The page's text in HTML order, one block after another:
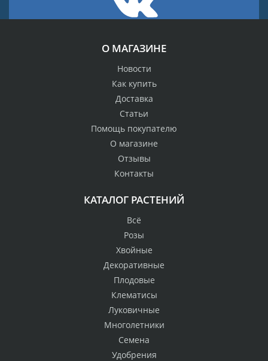
О МАГАЗИНЕ
Новости
Как купить
Доставка
Статьи
Помощь покупателю
О магазине
Отзывы
Контакты
КАТАЛОГ РАСТЕНИЙ
Всё
Розы
Хвойные
Декоративные
Плодовые
Клематисы
Луковичные
Многолетники
Семена
Удобрения